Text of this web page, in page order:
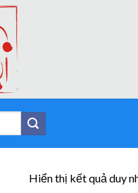
Hiển thị kết quả duy